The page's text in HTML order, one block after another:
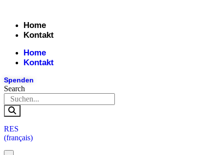
contentHome
Kontakt
Home
Kontakt
Spenden
Search
RES
(français)